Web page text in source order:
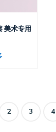
美术专用
2 3 4